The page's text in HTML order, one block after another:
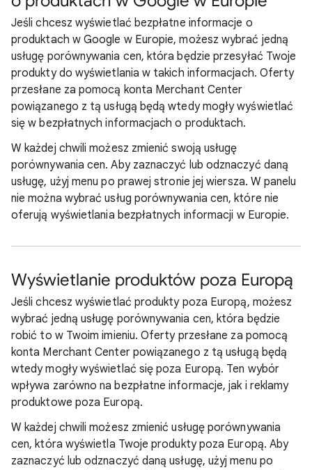
Jeśli chcesz wyświetlać bezpłatne informacje o
produktach w Google w Europie, możesz wybrać jedną
usługę porównywania cen, która będzie przesyłać Twoje
produkty do wyświetlania w takich informacjach. Oferty
przesłane za pomocą konta Merchant Center
powiązanego z tą usługą będą wtedy mogły wyświetlać
się w bezpłatnych informacjach o produktach.
W każdej chwili możesz zmienić swoją usługę
porównywania cen. Aby zaznaczyć lub odznaczyć daną
usługę, użyj menu po prawej stronie jej wiersza. W panelu
nie można wybrać usług porównywania cen, które nie
oferują wyświetlania bezpłatnych informacji w Europie.
Wyświetlanie produktów poza Europą
Jeśli chcesz wyświetlać produkty poza Europą, możesz
wybrać jedną usługę porównywania cen, która będzie
robić to w Twoim imieniu. Oferty przesłane za pomocą
konta Merchant Center powiązanego z tą usługą będą
wtedy mogły wyświetlać się poza Europą. Ten wybór
wpływa zarówno na bezpłatne informacje, jak i reklamy
produktowe poza Europą.
W każdej chwili możesz zmienić usługę porównywania
cen, która wyświetla Twoje produkty poza Europą. Aby
zaznaczyć lub odznaczyć daną usługę, użyj menu po